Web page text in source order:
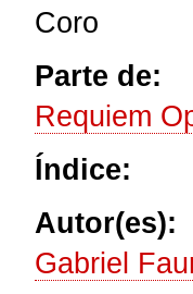
Coro
Parte de:
Requiem
Índice:
Autor(es):
Gabriel